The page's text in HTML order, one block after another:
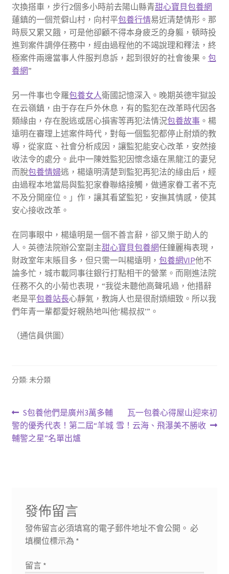
次換搭車，步行2個多小時前去陽山縣青甜心寶貝包養網
蓮鎮的一個荒僻山村，向村平包養行情易近清楚情形。那
時辰又累又餓，可是他卻顧不得本身疲乏的身軀，頓時投
進到案件調停任務中，經由過程他的不竭說理和釋法，終
極案件兩邊當事人件服判息訴，起到很好的社會後果。 包
養網”
另一件事也令羅包養女人衛國記憶深入。晚期英德牢獄設
在云嶺鎮，由于存在戶外休息，有的監犯在改革時代因各
類緣由，存在脫逃或居心損害等再犯法情況包養故事。楊
遠明在審理上述案件時代，對每一個監犯都停止耐煩的教
導，從家庭、社會分析成因，讓監犯能安心改革，安然接
收法令的處分。此中一陳姓監犯因懷念遠在黑龍江的妻兒
而脫包養情婦逃，楊遠明清楚到監犯再犯法的緣由后，經
由過程本地當局與監犯家眷聯絡接觸，做通家眷工者不克
不及分開座位。」作，讓其看望監犯，安撫其情感，使其
安心接收改革。
在同事眼中，楊遠明是一個不善言辭，卻又樂于助人的
人。英德法院辦公室副主甜心寶貝包養網任鐘麗梅表現，
財政室年末賬目多，但只需一叫楊遠明， 包養網VIP他不
論多忙，城市載同事往銀行打點相干的營業。而剛進法院
任務不久的小菊也表現，“我從未聽他高聲吼過，他措辭
老是平包養站長心靜氣，教誨人也是很耐煩細致。所以我
們年青一輩都愛好親熱地叫他‘楊叔叔’”。
（通信員供圖）
分類: 未分類
文
章
上
一
篇
S包養他們是廣州3萬多輔
警的優秀代表！第二屆“羊城
輔警之星”名單出爐
下
一
瓦一包養心得屋山迎來初
雪！云海、飛瀑美不勝收
發佈留言
發佈留言必須填寫的電子郵件地址不會公開。 必
填欄位標示為 *
留言 *